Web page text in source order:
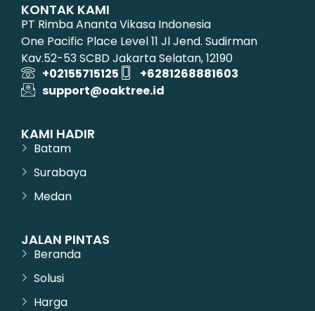
KONTAK KAMI
PT Rimba Ananta Vikasa Indonesia
One Pacific Place Level 11 Jl Jend. Sudirman
Kav.52-53 SCBD Jakarta Selatan, 12190
+02155715125
+6281268881603
support@oaktree.id
KAMI HADIR
Batam
Surabaya
Medan
JALAN PINTAS
Beranda
Solusi
Harga